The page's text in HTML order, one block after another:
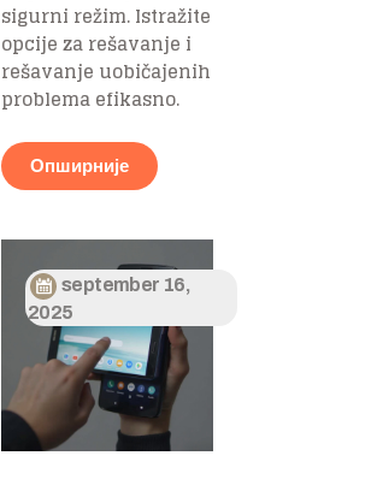
sigurni režim. Istražite
opcije za rešavanje i
rešavanje uobičajenih
problema efikasno.
Опширније
september 16,
2025